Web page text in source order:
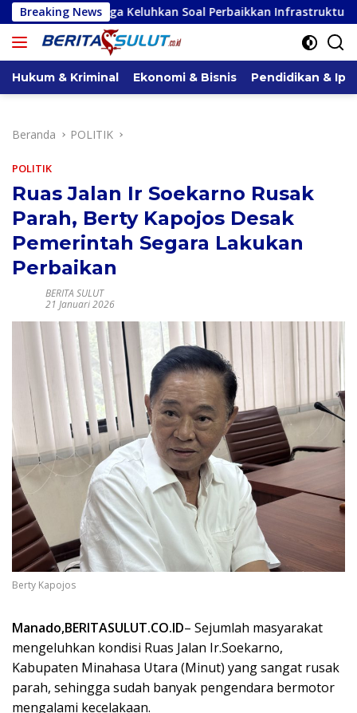
Langsung
ke
konten
Breaking News
Keluhkan Soal Perbaikkan Infrastruktur Jalan Gelar
Hukum & Kriminal Ekonomi & Bisnis Pendidikan &
Beranda POLITIK
POLITIK
Ruas Jalan Ir Soekarno Rusak
Parah, Berty Kapojos Desak
Pemerintah Segara Lakukan
Perbaikan
BERITA SULUT
21 Januari 2026
Berty Kapojos
Manado,BERITASULUT.CO.ID– Sejumlah masyarakat
mengeluhkan kondisi Ruas Jalan Ir.Soekarno,
Kabupaten Minahasa Utara (Minut) yang sangat rusak
parah, sehingga sudah banyak pengendara bermotor
mengalami kecelakaan.